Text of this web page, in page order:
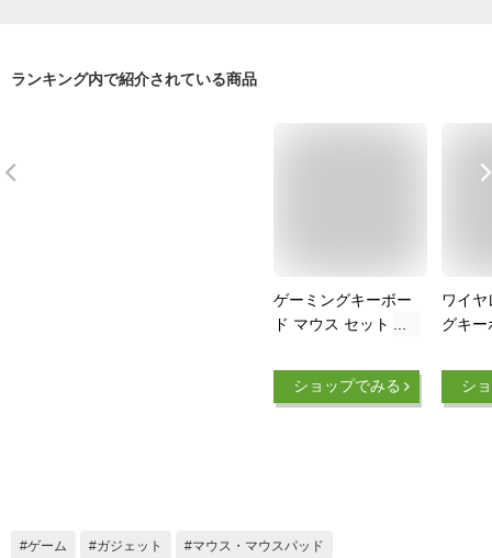
ランキング内で紹介されている商品
ゲーミングキーボー
ド マウス セット
ーミング キーボード
ゲーミングマウス 英
ショップでみる
ワイヤ
グキー
バック
ーボ
シ
ゲーム ガジェット マウス・マウスパッド